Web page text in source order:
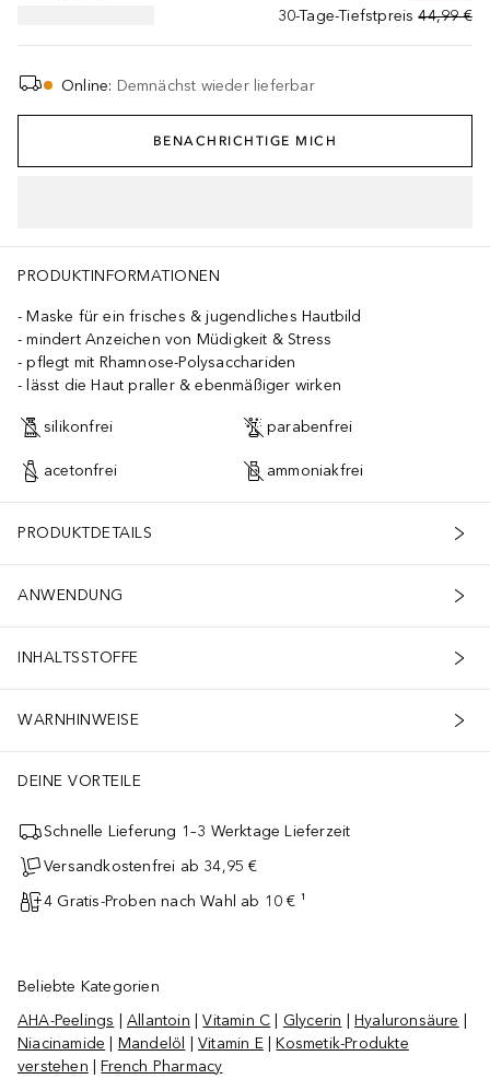
30-Tage-Tiefstpreis 44,99 €
Online: Demnächst wieder lieferbar
BENACHRICHTIGE MICH
PRODUKTINFORMATIONEN
Maske für ein frisches & jugendliches Hautbild
mindert Anzeichen von Müdigkeit & Stress
pflegt mit Rhamnose-Polysacchariden
lässt die Haut praller & ebenmäßiger wirken
silikonfrei parabenfrei
acetonfrei ammoniakfrei
PRODUKTDETAILS
ANWENDUNG
INHALTSSTOFFE
WARNHINWEISE
DEINE VORTEILE
Schnelle Lieferung 1–3 Werktage Lieferzeit
Versandkostenfrei ab 34,95 €
4 Gratis-Proben nach Wahl ab 10 € ¹
Beliebte Kategorien
AHA-Peelings |Allantoin |Vitamin C Glycerin |Hyaluronsäure
Niacinamide
Mandelöl |Vitamin E|Kosmetik-Produkte
verstehen |French Pharmacy